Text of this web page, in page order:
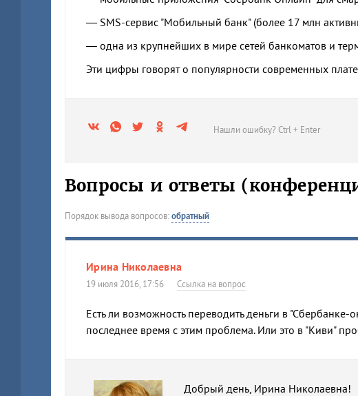
— SMS-сервис "Мобильный банк" (более 17 млн
— одна из крупнейших в мире сетей банкоматов и
Эти цифры говорят о популярности современных
Нашли ошибку? Ctrl + Enter
Вопросы и ответы
Порядок вывода вопросов:обратный
Ирина Николаевна
19 июля 2016, 17:56 Ссылка на вопрос
Есть ли возможность переводить деньги в
последнее время с этим проблема. Или это в "Киви"
Добрый день, Ирина Николаевна!